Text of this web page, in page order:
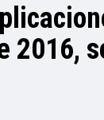
2016,